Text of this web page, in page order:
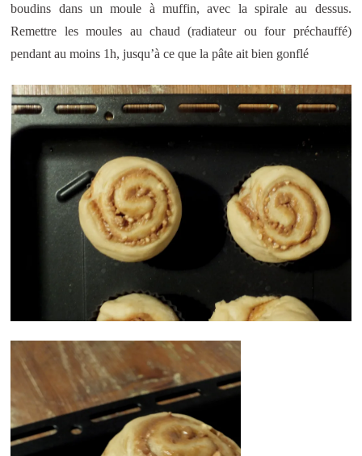
boudins dans un moule à muffin, avec la spirale au dessus.
Remettre les moules au chaud (radiateur ou four préchauffé)
pendant au moins 1h, jusqu’à ce que la pâte ait bien gonflé